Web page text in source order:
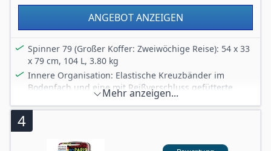
ANGEBOT ANZEIGEN
Spinner 79 (Großer Koffer: Zweiwöchige Reise): 54 x 33
x 79 cm, 104 L, 3.80 kg
Innere Organisation: Elastische Kreuzbänder im
Bodenfach und eine mit Reißverschluss gefütterte
Trennwand mit zusätzlicher Netztasche bieten
ultimativen Packkomfort.
Mehr anzeigen...
4